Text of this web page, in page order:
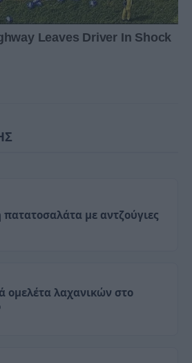
πατατοσαλάτα με αντζούγιες
ομελέτα λαχανικών στο